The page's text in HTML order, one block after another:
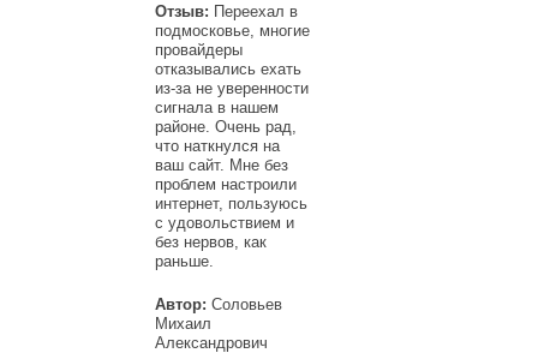
Отзыв: Переехал в
подмосковье, многие
провайдеры
отказывались ехать
из-за не уверенности
сигнала в нашем
районе. Очень рад,
что наткнулся на
ваш сайт. Мне без
проблем настроили
интернет, пользуюсь
с удовольствием и
без нервов, как
раньше.
Автор: Соловьев
Михаил
Александрович